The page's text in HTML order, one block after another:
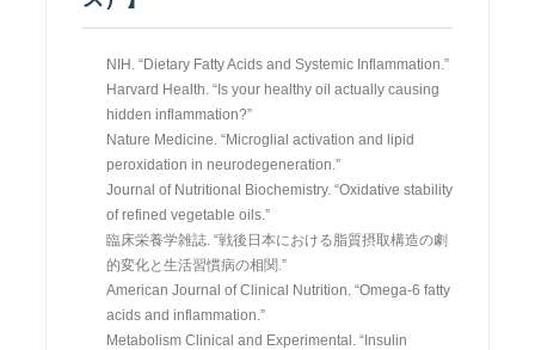
NIH. “Dietary Fatty Acids and Systemic Inflammation.”
Harvard Health. “Is your healthy oil actually causing
hidden inflammation?”
Nature Medicine. “Microglial activation and lipid
peroxidation in neurodegeneration.”
Journal of Nutritional Biochemistry. “Oxidative stability
of refined vegetable oils.”
臨床栄養学雑誌. “戦後日本における脂質摂取構造の劇
的変化と生活習慣病の相関.”
American Journal of Clinical Nutrition. “Omega-6 fatty
acids and inflammation.”
Metabolism Clinical and Experimental. “Insulin